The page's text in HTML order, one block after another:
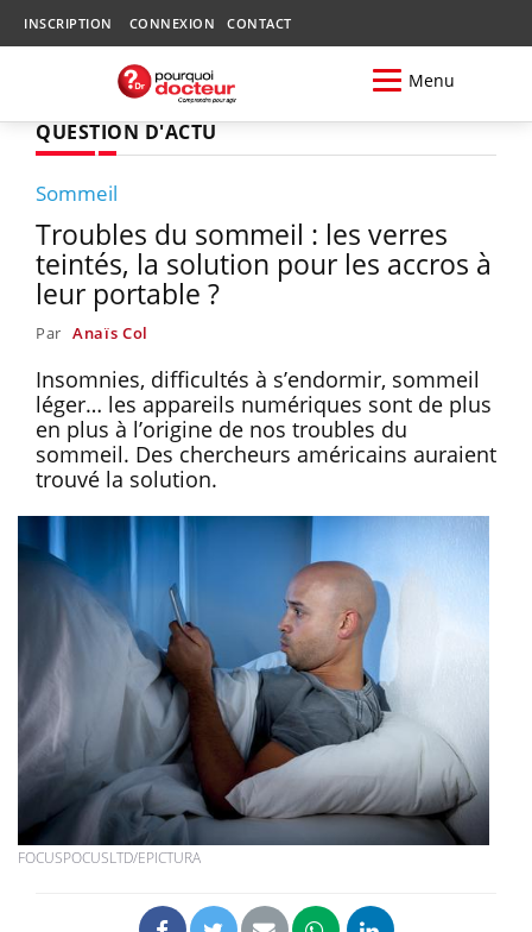
INSCRIPTION CONNEXION CONTACT
Menu
QUESTION D'ACTU
Sommeil
Troubles du sommeil : les verres
teintés, la solution pour les accros à
leur portable ?
Par Anaïs Col
Insomnies, difficultés à s’endormir, sommeil
léger… les appareils numériques sont de plus
en plus à l’origine de nos troubles du
sommeil. Des chercheurs américains auraient
trouvé la solution.
FOCUSPOCUSLTD/EPICTURA